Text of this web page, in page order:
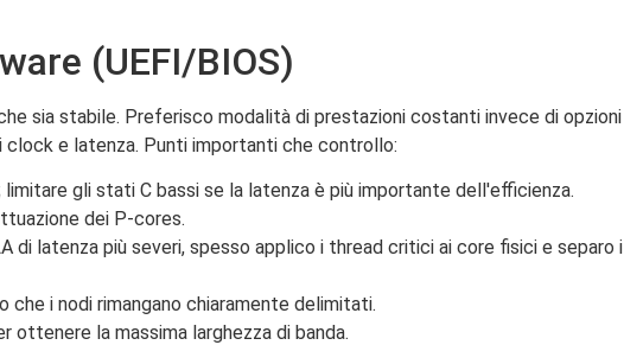
(UEFI/BIOS)
sia stabile. Preferisco modalità di prestazioni costanti invece di opzioni
clock e latenza. Punti importanti che controllo:
gli stati C bassi se la latenza è più importante dell'efficienza.
dei P-cores.
latenza più severi, spesso applico i thread critici ai core fisici e separo i
i nodi rimangano chiaramente delimitati.
ottenere la massima larghezza di banda.